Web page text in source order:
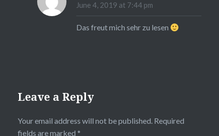
June 4, 2019 at 7:44 pm
Das freut mich sehr zu lesen
Leave a Reply
Your email address will not be published. Required
fields are marked *